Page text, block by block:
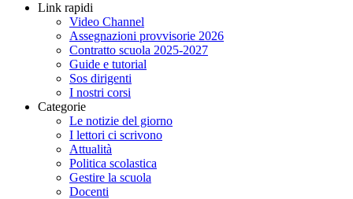
Link rapidi
Video Channel
Assegnazioni provvisorie 2026
Contratto scuola 2025-2027
Guide e tutorial
Sos dirigenti
I nostri corsi
Categorie
Le notizie del giorno
I lettori ci scrivono
Attualità
Politica scolastica
Gestire la scuola
Docenti